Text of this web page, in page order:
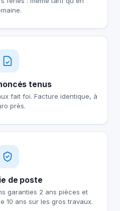
tenus
fait foi. Facture identique, à
près.
de poste
garanties 2 ans pièces et
10 ans sur les gros travaux.